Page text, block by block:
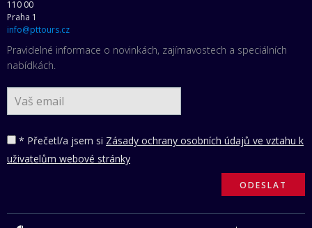
110 00
Praha 1
info@pttours.cz
Pravidelné informace o novinkách, zajímavostech a speciálních
nabídkách.
* Přečetl/a jsem si Zásady ochrany osobních údajů ve vztahu k
uživatelům webové stránky